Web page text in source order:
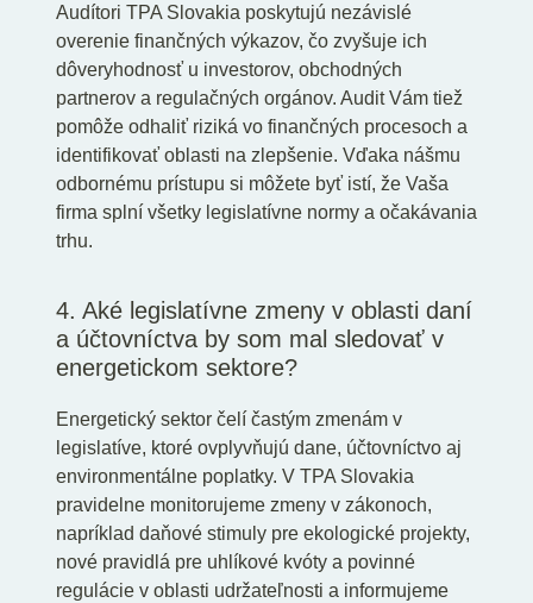
Audítori TPA Slovakia poskytujú nezávislé
overenie finančných výkazov, čo zvyšuje ich
dôveryhodnosť u investorov, obchodných
partnerov a regulačných orgánov. Audit Vám tiež
pomôže odhaliť riziká vo finančných procesoch a
identifikovať oblasti na zlepšenie. Vďaka nášmu
odbornému prístupu si môžete byť istí, že Vaša
firma splní všetky legislatívne normy a očakávania
trhu.
4. Aké legislatívne zmeny v oblasti daní
a účtovníctva by som mal sledovať v
energetickom sektore?
Energetický sektor čelí častým zmenám v
legislatíve, ktoré ovplyvňujú dane, účtovníctvo aj
environmentálne poplatky. V TPA Slovakia
pravidelne monitorujeme zmeny v zákonoch,
napríklad daňové stimuly pre ekologické projekty,
nové pravidlá pre uhlíkové kvóty a povinné
regulácie v oblasti udržateľnosti a informujeme